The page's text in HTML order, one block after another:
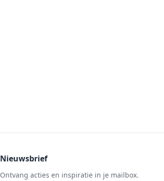
Nieuwsbrief
Ontvang acties en inspiratie in je mailbox.